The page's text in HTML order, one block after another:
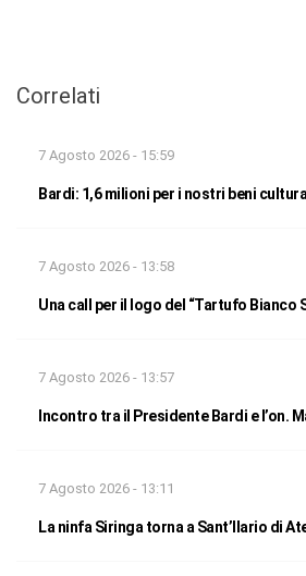
Correlati
7 Agosto 2026 - 15:59
Bardi: 1,6 milioni per i nostri beni
7 Agosto 2026 - 13:58
Una call per il logo del “Tartufo Bianco
7 Agosto 2026 - 13:57
Incontro tra il Presidente Bardi e l’on.
7 Agosto 2026 - 13:11
La ninfa Siringa torna a Sant’Ilario di